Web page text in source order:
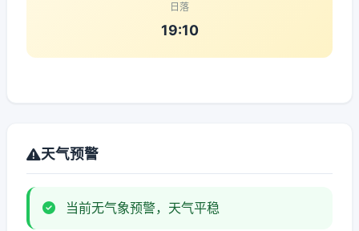
日落
19:10
天气预警
当前无气象预警，天气平稳